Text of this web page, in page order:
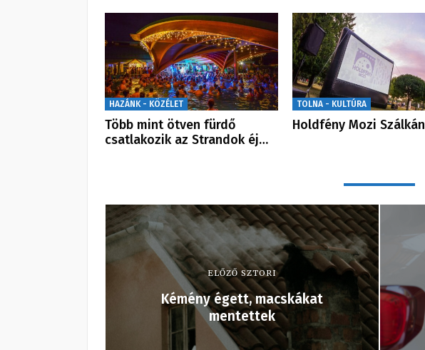
HAZÁNK - KÖZÉLET
Több mint ötven fürdő
csatlakozik az Strandok éj…
TOLNA - KULTÚRA
Holdfény Mozi Szálkán
ELŐZŐ SZTORI
Kémény égett, macskákat
mentettek